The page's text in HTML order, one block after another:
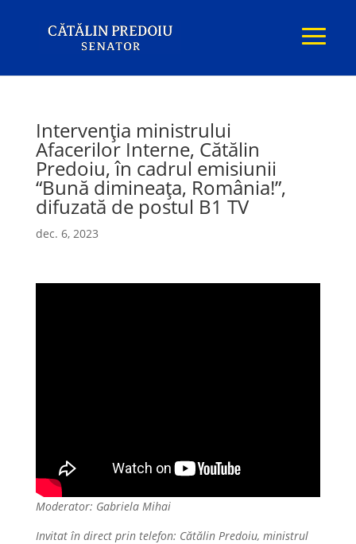
Intervenția ministrului
Afacerilor Interne, Cătălin
Predoiu, în cadrul emisiunii
“Bună dimineața, România!”,
difuzată de postul B1 TV
dec. 6, 2023
Moderator: Gabriela Mihai
Invitat în direct prin telefon: Cătălin Predoiu, ministrul